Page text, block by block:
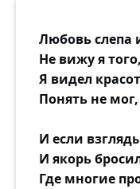
Любовь слепа
Не вижу я
Я видел
Понять не
И если
И якорь
Где многие